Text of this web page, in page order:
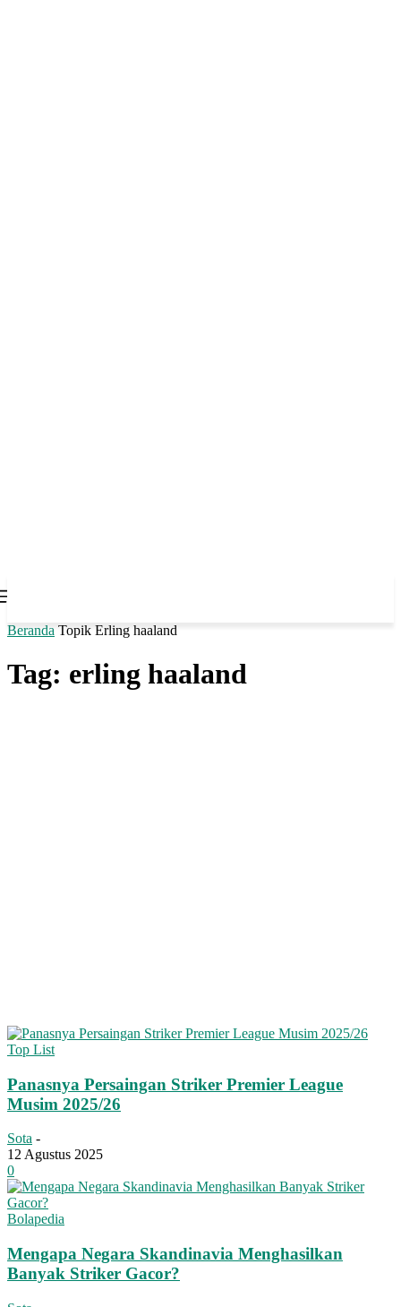
Beranda Topik Erling haaland
Tag: erling haaland
Top List
Panasnya Persaingan Striker Premier League
Musim 2025/26
Sota -
12 Agustus 2025
0
Bolapedia
Mengapa Negara Skandinavia Menghasilkan
Banyak Striker Gacor?